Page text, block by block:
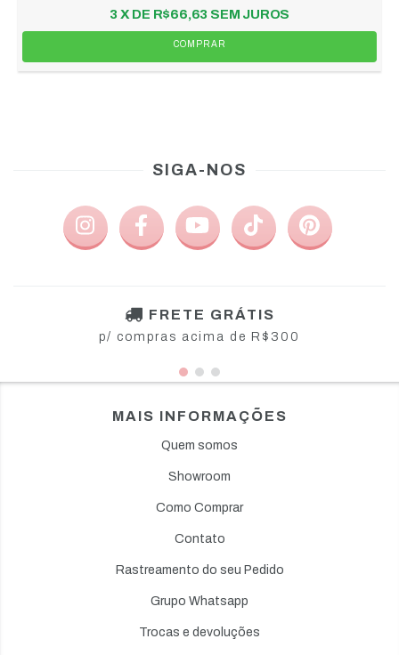
3 X DE R$66,63 SEM JUROS
COMPRAR
SIGA-NOS
FRETE GRÁTIS
p/ compras acima de R$300
MAIS INFORMAÇÕES
Quem somos
Showroom
Como Comprar
Contato
Rastreamento do seu Pedido
Grupo Whatsapp
Trocas e devoluções